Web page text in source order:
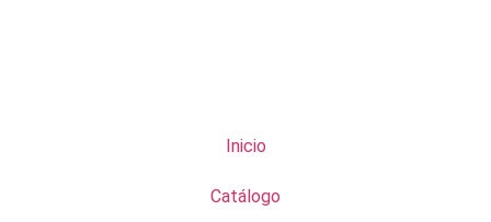
Inicio
Catálogo